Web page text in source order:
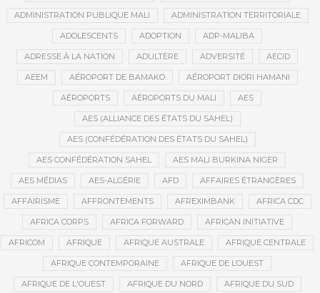
ADMINISTRATION PUBLIQUE MALI ADMINISTRATION TERRITORIALE
ADOLESCENTS ADOPTION ADP-MALIBA
ADRESSE À LA NATION ADULTÈRE ADVERSITÉ AECID
AEEM AÉROPORT DE BAMAKO AÉROPORT DIORI HAMANI
AÉROPORTS AÉROPORTS DU MALI AES
AES (ALLIANCE DES ÉTATS DU SAHEL)
AES (CONFÉDÉRATION DES ÉTATS DU SAHEL)
AES CONFÉDÉRATION SAHEL AES MALI BURKINA NIGER
AES MÉDIAS AES-ALGÉRIE AFD AFFAIRES ÉTRANGÈRES
AFFAIRISME AFFRONTEMENTS AFREXIMBANK AFRICA CDC
AFRICA CORPS AFRICA FORWARD AFRICAN INITIATIVE
AFRICOM AFRIQUE AFRIQUE AUSTRALE AFRIQUE CENTRALE
AFRIQUE CONTEMPORAINE AFRIQUE DE L’OUEST
AFRIQUE DE L'OUEST AFRIQUE DU NORD AFRIQUE DU SUD